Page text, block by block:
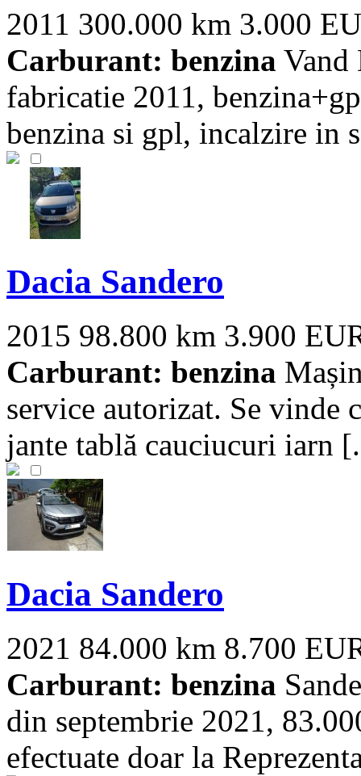
2011 300.000 km 3.000
Carburant: benzina Vand
fabricatie 2011,
benzina si gpl, incalzire in
Dacia Sandero
2015 98.800 km 3.900
Carburant: benzina
service autorizat. Se vinde
jante tablă cauciucuri iarn
Dacia Sandero
2021 84.000 km 8.700
Carburant: benzina
din septembrie 2021,
efectuate doar la